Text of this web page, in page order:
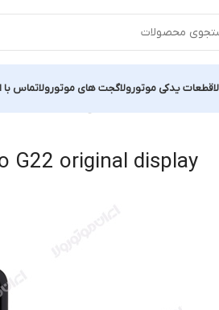
قطعات یدکی موتورولاگجت های موتورولاتماس با
G22 original display